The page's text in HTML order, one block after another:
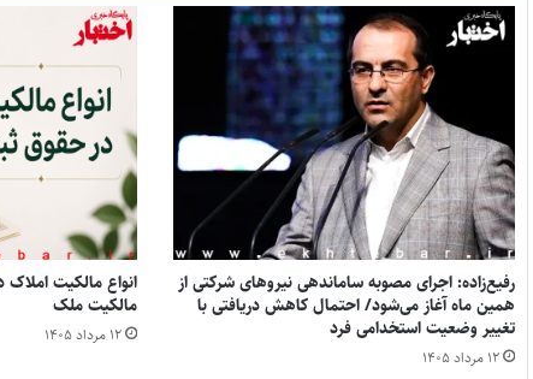
رفیع‌زاده: اجرای مصوبه ساماندهی نیروهای شرکتی از
همین ماه آغاز می‌شود/ احتمال کاهش دریافتی با
تغییر وضعیت استخدامی فرد
۱۲ مرداد ۱۴۰۵
مالکیت ملک
۱۲ مرداد ۱۴۰۵